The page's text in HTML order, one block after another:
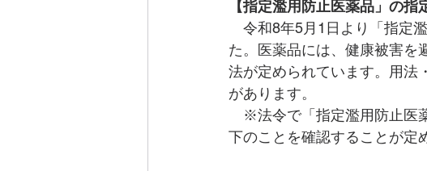
【指定濫用防止医薬品」の指
令和8年5月1日より「指定
た。医薬品には、健康被害を
法が定められています。用法
があります。
※法令で「指定濫用防止医
下のことを確認することが定